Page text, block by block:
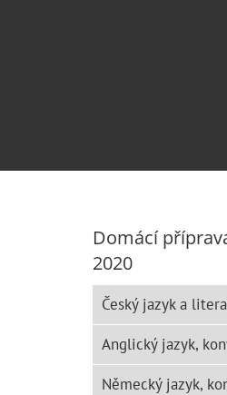
Domácí
2020
Český jazyk a
Anglický jazyk,
Německý jazyk,